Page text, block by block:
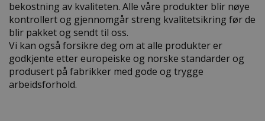
bekostning av kvaliteten. Alle våre produkter blir nøye
kontrollert og gjennomgår streng kvalitetsikring før de
blir pakket og sendt til oss.
Vi kan også forsikre deg om at alle produkter er
godkjente etter europeiske og norske standarder og
produsert på fabrikker med gode og trygge
arbeidsforhold.